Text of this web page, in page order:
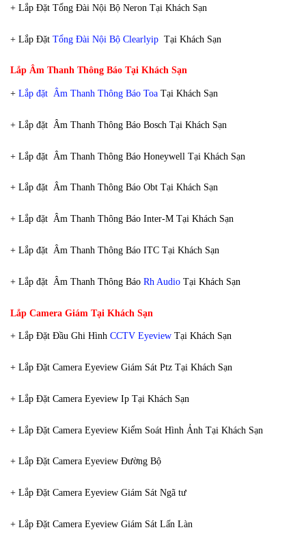
+ Lắp Đặt Tổng Đài Nội Bộ Neron Tại Khách Sạn
+ Lắp Đặt Tổng Đài Nội Bộ Clearlyip Tại Khách Sạn
Lắp Âm Thanh Thông Báo Tại Khách Sạn
+ Lắp đặt Âm Thanh Thông Báo Toa Tại Khách Sạn
+ Lắp đặt Âm Thanh Thông Báo Bosch Tại Khách Sạn
+ Lắp đặt Âm Thanh Thông Báo Honeywell Tại Khách Sạn
+ Lắp đặt Âm Thanh Thông Báo Obt Tại Khách Sạn
+ Lắp đặt Âm Thanh Thông Báo Inter-M Tại Khách Sạn
+ Lắp đặt Âm Thanh Thông Báo ITC Tại Khách Sạn
+ Lắp đặt Âm Thanh Thông Báo Rh Audio Tại Khách Sạn
Lắp Camera Giám Tại Khách Sạn
+ Lắp Đặt Đầu Ghi Hình CCTV Eyeview Tại Khách Sạn
+ Lắp Đặt Camera Eyeview Giám Sát Ptz Tại Khách Sạn
+ Lắp Đặt Camera Eyeview Ip Tại Khách Sạn
+ Lắp Đặt Camera Eyeview Kiểm Soát Hình Ảnh Tại Khách Sạn
+ Lắp Đặt Camera Eyeview Đường Bộ
+ Lắp Đặt Camera Eyeview Giám Sát Ngã tư
+ Lắp Đặt Camera Eyeview Giám Sát Lấn Làn